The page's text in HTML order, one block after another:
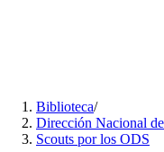
Biblioteca/
Dirección Nacional
Scouts por los ODS